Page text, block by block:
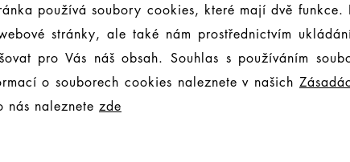
používá soubory cookies, které mají dvě
stránky, ale také nám prostřednictvím
pro Vás náš obsah. Souhlas s používáním
o souborech cookies naleznete v našich
nás naleznete zde